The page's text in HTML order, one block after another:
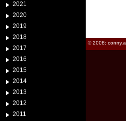
2021
2020
2019
2018
2017
2016
2015
2014
2013
2012
2011
© 2008: